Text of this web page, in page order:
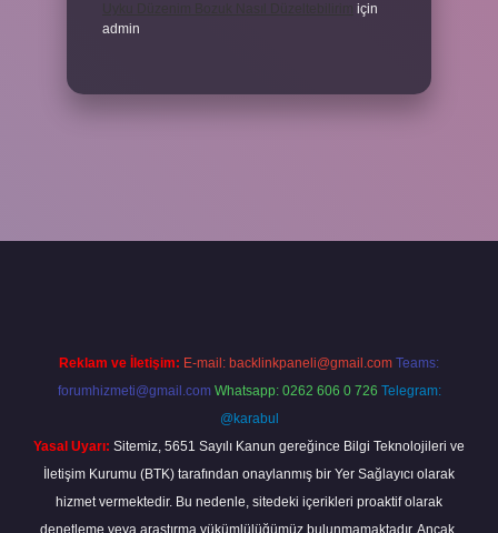
için
admin
Reklam ve İletişim: E-mail: backlinkpaneli@gmail.com Teams:
forumhizmeti@gmail.com Whatsapp: 0262 606 0 726 Telegram:
@karabul
Yasal Uyarı: Sitemiz, 5651 Sayılı Kanun gereğince Bilgi Teknolojileri ve
İletişim Kurumu (BTK) tarafından onaylanmış bir Yer Sağlayıcı olarak
hizmet vermektedir. Bu nedenle, sitedeki içerikleri proaktif olarak
denetleme veya araştırma yükümlülüğümüz bulunmamaktadır. Ancak,